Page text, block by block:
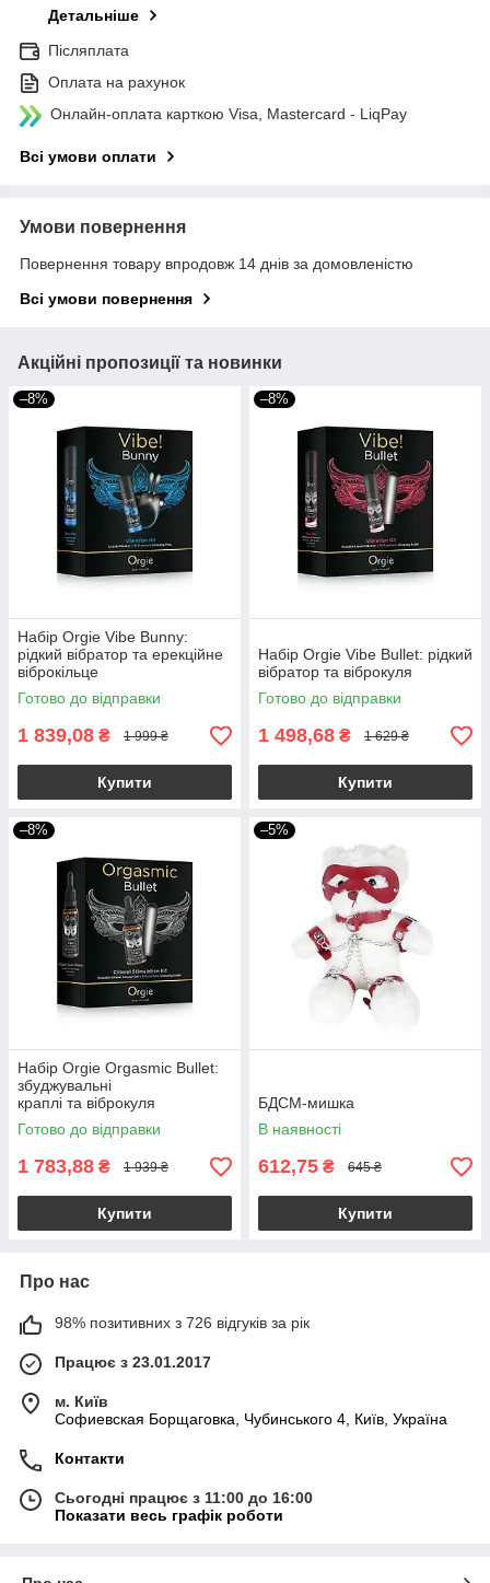
Детальніше
Післяплата
Оплата на рахунок
Онлайн-оплата карткою Visa, Mastercard - LiqPay
Всі умови оплати
Умови повернення
Повернення товару впродовж 14 днів за домовленістю
Всі умови повернення
Акційні пропозиції та новинки
–8%
Набір Orgie Vibe Bunny:
рідкий вібратор та ерекційне
віброкільце
Готово до відправки
1 839,08 ₴ 1 999 ₴
Купити
–8%
Набір Orgie Vibe Bullet: рідкий
вібратор та віброкуля
Готово до відправки
1 498,68 ₴ 1 629 ₴
Купити
–8%
Набір Orgie Orgasmic Bullet:
збуджувальні
краплі та віброкуля
Готово до відправки
1 783,88 ₴ 1 939 ₴
Купити
–5%
БДСМ-мишка
В наявності
612,75 ₴ 645 ₴
Купити
Про нас
98% позитивних з 726 відгуків за рік
Працює з 23.01.2017
м. Київ
Софиевская Борщаговка, Чубинського 4, Київ, Україна
Контакти
Сьогодні працює з 11:00 до 16:00
Показати весь графік роботи